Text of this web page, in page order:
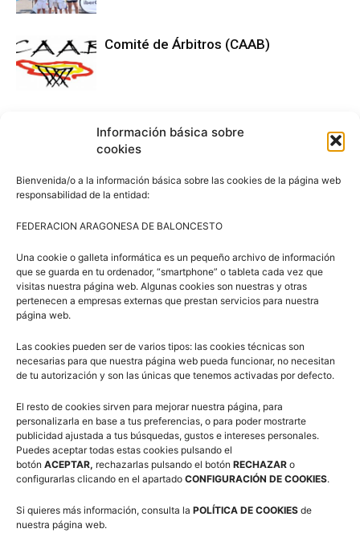
Información básica sobre
cookies
Bienvenida/o a la información básica sobre las cookies de la página web
responsabilidad de la entidad:
FEDERACION ARAGONESA DE BALONCESTO
Una cookie o galleta informática es un pequeño archivo de información
que se guarda en tu ordenador, “smartphone” o tableta cada vez que
visitas nuestra página web. Algunas cookies son nuestras y otras
pertenecen a empresas externas que prestan servicios para nuestra
página web.
Las cookies pueden ser de varios tipos: las cookies técnicas son
necesarias para que nuestra página web pueda funcionar, no necesitan
de tu autorización y son las únicas que tenemos activadas por defecto.
El resto de cookies sirven para mejorar nuestra página, para
personalizarla en base a tus preferencias, o para poder mostrarte
publicidad ajustada a tus búsquedas, gustos e intereses personales.
Puedes aceptar todas estas cookies pulsando el
botón ACEPTAR, rechazarlas pulsando el botón RECHAZAR o
configurarlas clicando en el apartado CONFIGURACIÓN DE COOKIES.
Si quieres más información, consulta la POLÍTICA DE COOKIES de
nuestra página web.
Comité de Árbitros (CAAB)
Correo electrónico (requerido)
Consiento el uso de mis datos personales para recibir
publicidad de su entidad.